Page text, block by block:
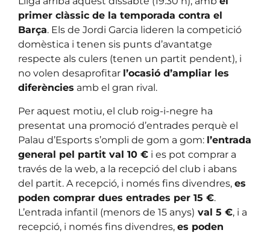
primer clàssic de la temporada contra el
Barça. Els de Jordi Garcia lideren la competició
domèstica i tenen sis punts d’avantatge
respecte als culers (tenen un partit pendent), i
no volen desaprofitar l’ocasió d’ampliar les
diferències amb el gran rival.
Per aquest motiu, el club roig-i-negre ha
presentat una promoció d’entrades perquè el
Palau d’Esports s’ompli de gom a gom: l’entrada
general pel partit val 10 € i es pot comprar a
través de la web, a la recepció del club i abans
del partit. A recepció, i només fins divendres, es
poden comprar dues entrades per 15 €.
L’entrada infantil (menors de 15 anys) val 5 €, i a
recepció, i només fins divendres, es poden